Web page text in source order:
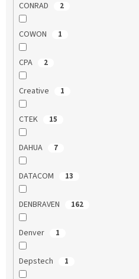
CONRAD 2
COWON 1
CPA 2
Creative 1
CTEK 15
DAHUA 7
DATACOM 13
DENBRAVEN 162
Denver 1
Depstech 1